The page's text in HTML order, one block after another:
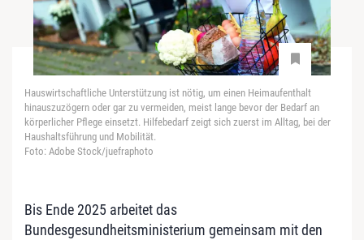
Hauswirtschaftliche Unterstützung ist nötig, um einen Heimaufenthalt
hinauszuzögern oder gar zu vermeiden, meist lange bevor der Bedarf an
körperlicher Pflege einsetzt. Hilfebedarf zeigt sich zuerst im Alltag, bei der
Haushaltsführung und Mobilität.
Foto: Adobe Stock/juefraphoto
Bis Ende 2025 arbeitet das
Bundesgesundheitsministerium gemeinsam mit den